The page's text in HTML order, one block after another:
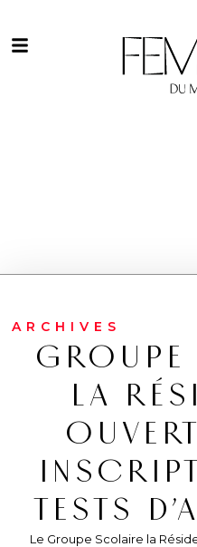
ARCHIVES
LA
TESTS
Le Groupe Scolaire la